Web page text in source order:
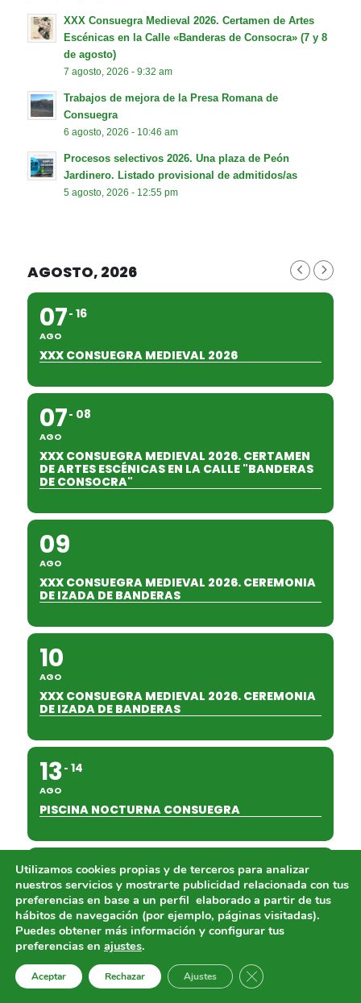
XXX Consuegra Medieval 2026. Certamen de Artes
Escénicas en la Calle «Banderas de Consocra» (7 y 8
de agosto)
7 agosto, 2026 - 9:32 am
Trabajos de mejora de la Presa Romana de
Consuegra
6 agosto, 2026 - 10:46 am
Procesos selectivos 2026. Una plaza de Peón
Jardinero. Listado provisional de admitidos/as
5 agosto, 2026 - 12:55 pm
AGOSTO, 2026
07
AGO
16
XXX CONSUEGRA MEDIEVAL 2026
07
AGO
08
XXX CONSUEGRA MEDIEVAL 2026. CERTAMEN
DE ARTES ESCÉNICAS EN LA CALLE "BANDERAS
DE CONSOCRA"
09
AGO
XXX CONSUEGRA MEDIEVAL 2026. CEREMONIA
DE IZADA DE BANDERAS
10
AGO
XXX CONSUEGRA MEDIEVAL 2026. CEREMONIA
DE IZADA DE BANDERAS
13
AGO
14
PISCINA NOCTURNA CONSUEGRA
14
AGO
15
XXX CONSUEGRA MEDIEVAL 2026: AS-
SATRANY-EL JUEGO DE LOS EJÉRCITOS.
29
Utilizamos cookies propias y de terceros para analizar
nuestros servicios y mostrarte publicidad relacionada con tus
preferencias en base a un perfil elaborado a partir de tus
hábitos de navegación (por ejemplo, páginas visitadas).
Puedes obtener más información y configurar tus
preferencias en ajustes.
Aceptar Rechazar Ajustes Cerrar el banner de